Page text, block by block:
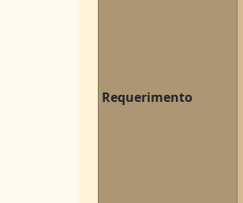
Requerimento